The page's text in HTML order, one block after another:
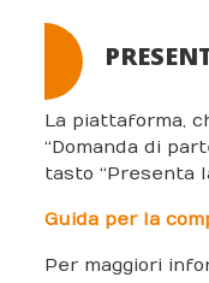
La piattaforma,
“Domanda di
tasto “Presenta
Guida per la
Per maggiori